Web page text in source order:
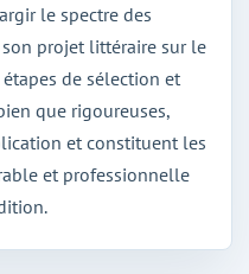
le spectre des
projet littéraire sur le
de sélection et
que rigoureuses,
et constituent les
et professionnelle